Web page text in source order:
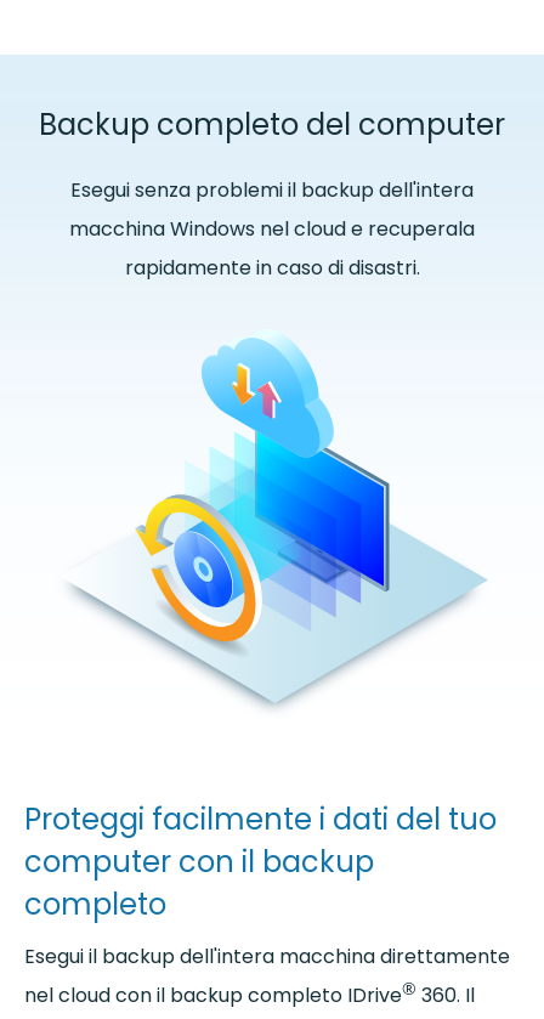
Backup completo del computer
Esegui senza problemi il backup dell'intera
macchina Windows nel cloud e recuperala
rapidamente in caso di disastri.
Proteggi facilmente i dati del tuo
computer con il backup
completo
Esegui il backup dell'intera macchina direttamente
nel cloud con il backup completo IDrive® 360. Il